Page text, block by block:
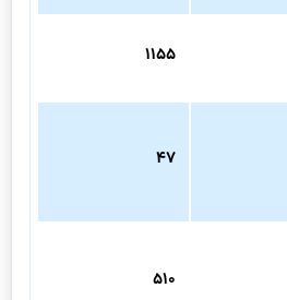
۱۱۵۵
۴۷
۵۱۰